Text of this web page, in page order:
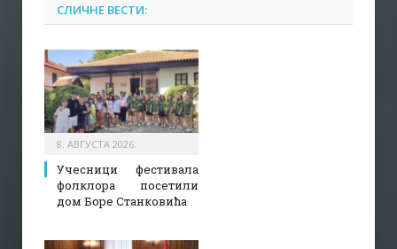
СЛИЧНЕ ВЕСТИ:
8. АВГУСТА 2026.
Учесници фестивала
фолклора посетили
дом Боре Станковића